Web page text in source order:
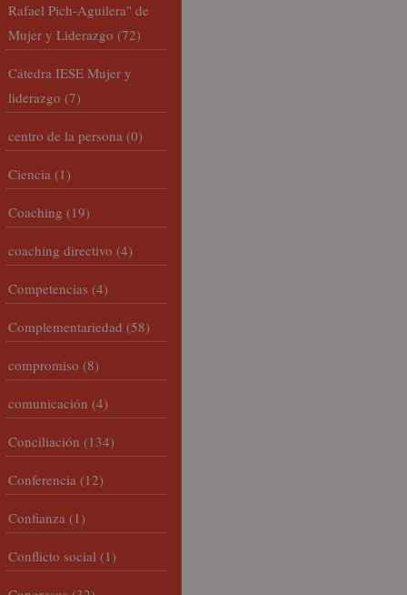
Rafael Pich-Aguilera" de
Mujer y Liderazgo (72)
Cátedra IESE Mujer y
liderazgo (7)
centro de la persona (0)
Ciencia (1)
Coaching (19)
coaching directivo (4)
Competencias (4)
Complementariedad (58)
compromiso (8)
comunicación (4)
Conciliación (134)
Conferencia (12)
Confianza (1)
Conflicto social (1)